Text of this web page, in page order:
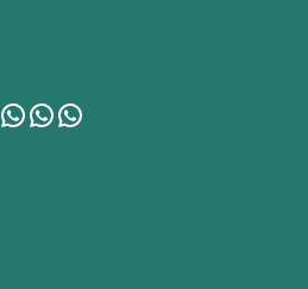
WhatsApp
WhatsApp
WhatsApp